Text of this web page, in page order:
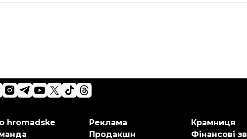
hromadske
Реклама
Продакшн
Крамниця
Фінансові